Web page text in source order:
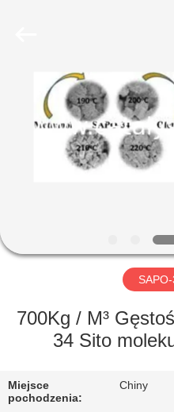
DOM
PRODUKTY
WYCIECZKA
FABRYCE
JAKOŚCI
700Kg / M³
34 Sito
Miejsce
pochodzenia:
Chiny